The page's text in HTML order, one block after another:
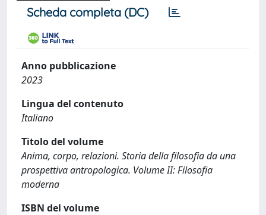
Scheda completa (DC)
Anno pubblicazione
2023
Lingua del contenuto
Italiano
Titolo del volume
Anima, corpo, relazioni. Storia della filosofia da una
prospettiva antropologica. Volume II: Filosofia
moderna
ISBN del volume